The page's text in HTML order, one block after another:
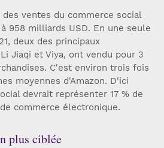
ventes du commerce social
958 milliards USD. En une seule
deux des principaux
Jiaqi et Viya, ont vendu pour 3
C'est environ trois fois
moyennes d'Amazon. D'ici
devrait représenter 17 % de
commerce électronique.
plus ciblée